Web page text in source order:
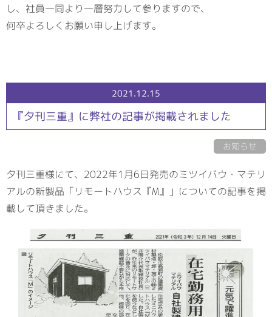
し、社員一同より一層努力して参りますので、
何卒よろしくお願い申し上げます。
2021.12.15
『夕刊三重』に弊社の記事が掲載されました
お知らせ
夕刊三重様にて、2022年1月6日発売のミツイバウ・マテリ
アルの新製品「リモートハウス『M』」についての記事を掲
載して頂きました。